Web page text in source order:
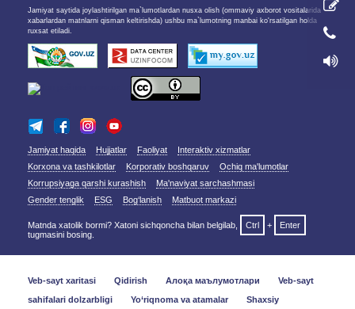
Jamiyat saytida joylashtirilgan ma`lumotlardan nusxa olish (ommaviy axborot vositalarida
xabarlardan matnlarni qisman keltirishda) ushbu ma`lumotning manbai ko'rsatilgan holda
ruxsat etiladi.
Jamiyat haqida Hujjatlar Faoliyat
Interaktiv xizmatlar
Korxona va tashkilotlar
Korporativ boshqaruv
Ochiq ma'lumotlar
Korrupsiyaga qarshi kurashish
Ma'naviyat sarchashmasi
Gender tenglik
ESG Bog‘lanish Matbuot markazi
Matnda xatolik bormi? Xatoni sichqoncha bilan belgilab, Ctrl +
Enter
tugmasini bosing.
Veb-sayt xaritasi Qidirish Алоқа маълумотлари
Veb-sayt
sahifalari dolzarbligi
Yo‘riqnoma va atamalar
Shaxsiy